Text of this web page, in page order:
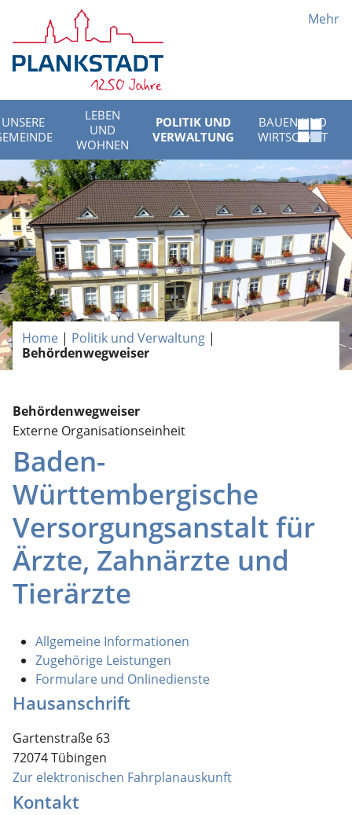
Mehr
UNSERE
LEBEN
UND
WOHNEN
POLITIK UND
VERWALTUNG
BAUEN UND
WIRTSCHAFT
Menü
öffnen
Home | Politik und Verwaltung |
Behördenwegweiser
Behördenwegweiser
Externe Organisationseinheit
Baden-
Württembergische
Versorgungsanstalt für
Ärzte, Zahnärzte und
Tierärzte
Allgemeine Informationen
Zugehörige Leistungen
Formulare und Onlinedienste
Hausanschrift
Gartenstraße 63
72074Tübingen
Zur elektronischen Fahrplanauskunft
Kontakt